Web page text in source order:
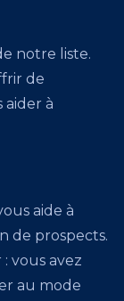
notre liste.
de
à
aide à
de prospects.
vous avez
au mode